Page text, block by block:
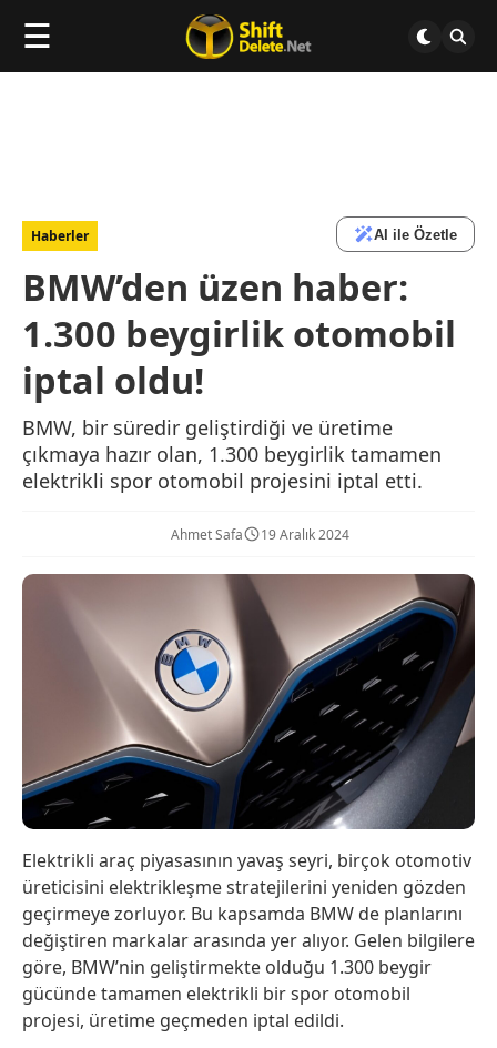
☰
Haberler AI ile Özetle
BMW’den üzen haber:
1.300 beygirlik otomobil
iptal oldu!
BMW, bir süredir geliştirdiği ve üretime
çıkmaya hazır olan, 1.300 beygirlik tamamen
elektrikli spor otomobil projesini iptal etti.
Ahmet Safa 19 Aralık 2024
Elektrikli araç piyasasının yavaş seyri, birçok otomotiv
üreticisini elektrikleşme stratejilerini yeniden gözden
geçirmeye zorluyor. Bu kapsamda BMW de planlarını
değiştiren markalar arasında yer alıyor. Gelen bilgilere
göre, BMW’nin geliştirmekte olduğu 1.300 beygir
gücünde tamamen elektrikli bir spor otomobil
projesi, üretime geçmeden iptal edildi.